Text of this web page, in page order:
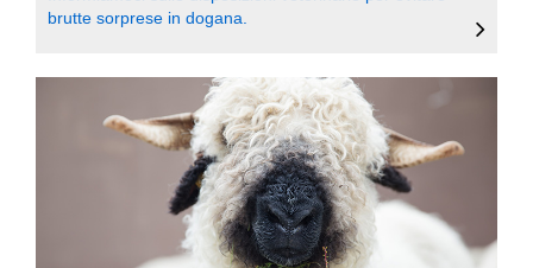
brutte sorprese in dogana.